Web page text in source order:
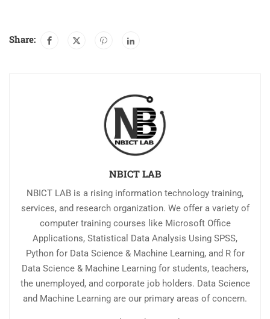
Share:
NBICT LAB
NBICT LAB is a rising information technology training,
services, and research organization. We offer a variety of
computer training courses like Microsoft Office
Applications, Statistical Data Analysis Using SPSS,
Python for Data Science & Machine Learning, and R for
Data Science & Machine Learning for students, teachers,
the unemployed, and corporate job holders. Data Science
and Machine Learning are our primary areas of concern.